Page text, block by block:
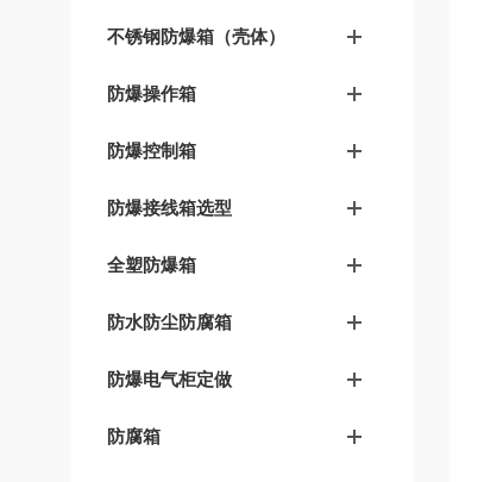
不锈钢防爆箱（壳体）
防爆操作箱
防爆控制箱
防爆接线箱选型
全塑防爆箱
防水防尘防腐箱
防爆电气柜定做
防腐箱